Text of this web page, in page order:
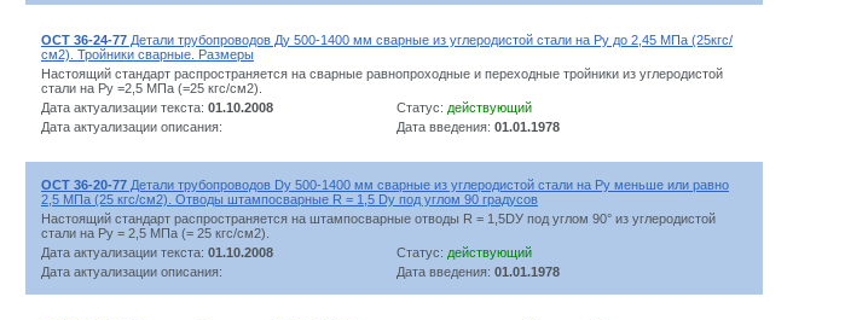
ОСТ 36-24-77 Детали трубопроводов Ду 500-1400 мм сварные из углеродистой стали на Ру до 2,45 МПа (25кгс/
см2). Тройники сварные. Размеры
Настоящий стандарт распространяется на сварные равнопроходные и переходные тройники из углеродистой
стали на Ру =2,5 МПа (=25 кгс/см2).
Дата актуализации текста: 01.10.2008 Статус: действующий
Дата актуализации описания:
Дата введения: 01.01.1978
ОСТ 36-20-77 Детали трубопроводов Dу 500-1400 мм сварные из углеродистой стали на Ру меньше или равно
2,5 МПа (25 кгс/см2). Отводы штампосварные R = 1,5 Dу под углом 90 градусов
Настоящий стандарт распространяется на штампосварные отводы R = 1,5DУ под углом 90° из углеродистой
стали на Ру = 2,5 МПа (= 25 кгс/см2).
Дата актуализации текста: 01.10.2008 Статус: действующий
Дата актуализации описания:
Дата введения: 01.01.1978